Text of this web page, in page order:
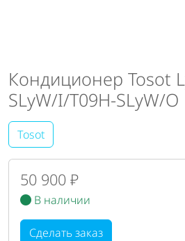
Кондиционер Tosot
SLyW/I/T09H-SLyW/O
Tosot
50 900 ₽
В наличии
Сделать заказ